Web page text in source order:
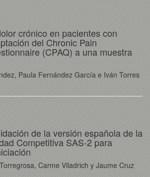
crónico en pacientes con
del Chronic Pain
(CPAQ) a una muestra
Paula Fernández García e Iván Torres
de la versión española de la
Competitiva SAS-2 para
Carme Viladrich y Jaume Cruz